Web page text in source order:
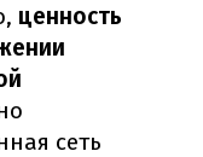
ценность
сеть